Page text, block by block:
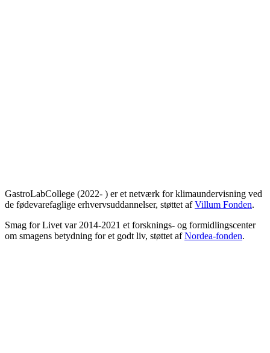
GastroLabCollege (2022- ) er et netværk for klimaundervisning ved
de fødevarefaglige erhvervsuddannelser, støttet afVillum Fonden.
Smag for Livet var 2014-2021 et forsknings- og formidlingscenter
om smagens betydning for et godt liv, støttet afNordea-fonden.